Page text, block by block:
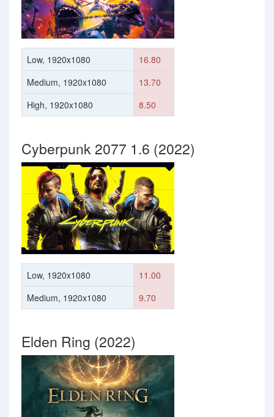
Low, 1920x1080
16.80
Medium, 1920x1080
13.70
High, 1920x1080
8.50
Cyberpunk 2077 1.6 (2022)
Low, 1920x1080
11.00
Medium, 1920x1080
9.70
Elden Ring (2022)